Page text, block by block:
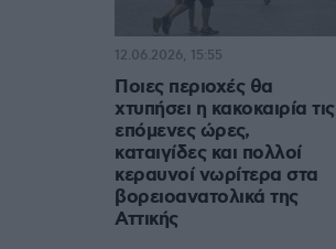
Ποιες περιοχές θα
χτυπήσει η κακοκαιρία τις
επόμενες ώρες,
καταιγίδες και πολλοί
κεραυνοί νωρίτερα στα
βορειοανατολικά της
Αττικής
12.06.2026, 15:55